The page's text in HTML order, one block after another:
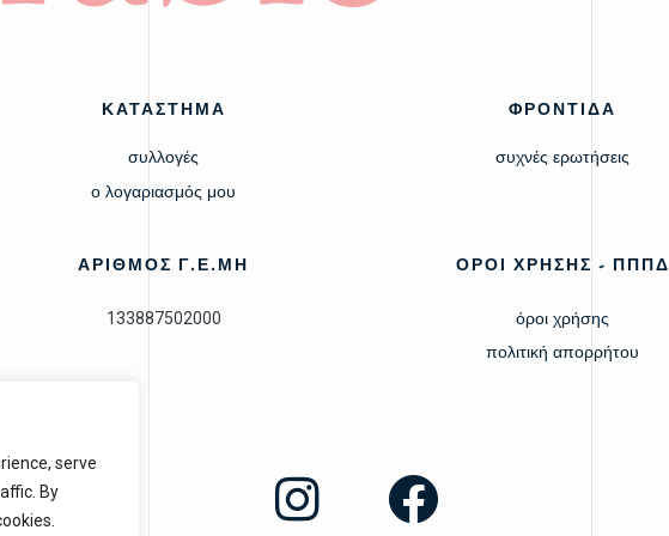
serve
By
ΚΑΤΑΣΤΗΜΑ
συλλογές
ο λογαριασμός μου
ΦΡΟΝΤΙΔΑ
συχνές ερωτήσεις
ΑΡΙΘΜΟΣ Γ.Ε.ΜΗ
133887502000
ΟΡΟΙ ΧΡΗΣΗΣ - ΠΠΠΔ
όροι χρήσης
πολιτική απορρήτου